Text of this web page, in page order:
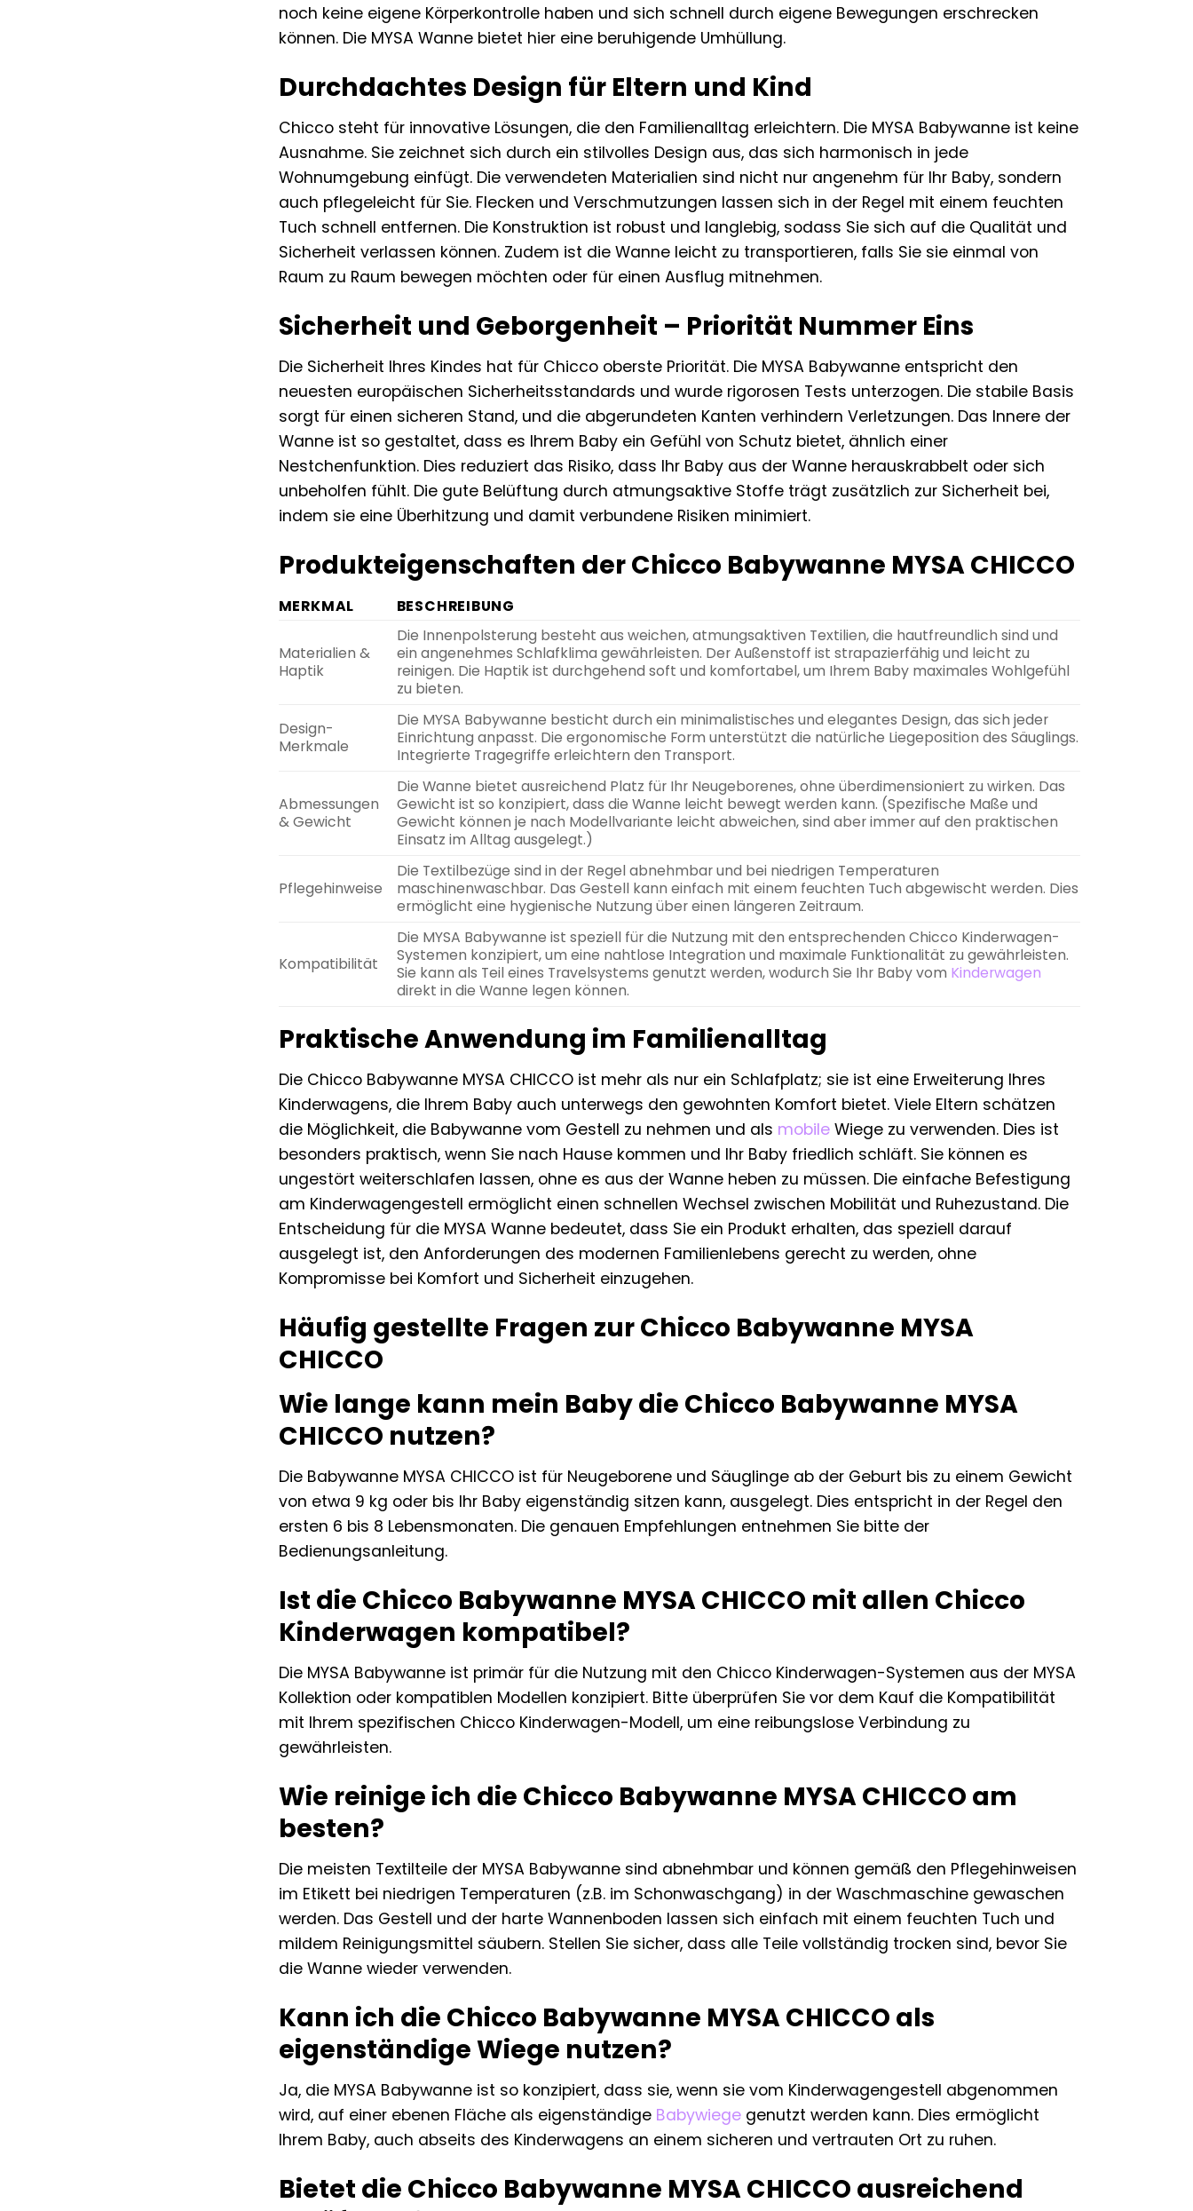
noch keine eigene Körperkontrolle haben und sich schnell durch eigene Bewegungen erschrecken
können. Die MYSA Wanne bietet hier eine beruhigende Umhüllung.
Durchdachtes Design für Eltern und Kind
Chicco steht für innovative Lösungen, die den Familienalltag erleichtern. Die MYSA Babywanne ist keine
Ausnahme. Sie zeichnet sich durch ein stilvolles Design aus, das sich harmonisch in jede
Wohnumgebung einfügt. Die verwendeten Materialien sind nicht nur angenehm für Ihr Baby, sondern
auch pflegeleicht für Sie. Flecken und Verschmutzungen lassen sich in der Regel mit einem feuchten
Tuch schnell entfernen. Die Konstruktion ist robust und langlebig, sodass Sie sich auf die Qualität und
Sicherheit verlassen können. Zudem ist die Wanne leicht zu transportieren, falls Sie sie einmal von
Raum zu Raum bewegen möchten oder für einen Ausflug mitnehmen.
Sicherheit und Geborgenheit – Priorität Nummer Eins
Die Sicherheit Ihres Kindes hat für Chicco oberste Priorität. Die MYSA Babywanne entspricht den
neuesten europäischen Sicherheitsstandards und wurde rigorosen Tests unterzogen. Die stabile Basis
sorgt für einen sicheren Stand, und die abgerundeten Kanten verhindern Verletzungen. Das Innere der
Wanne ist so gestaltet, dass es Ihrem Baby ein Gefühl von Schutz bietet, ähnlich einer
Nestchenfunktion. Dies reduziert das Risiko, dass Ihr Baby aus der Wanne herauskrabbelt oder sich
unbeholfen fühlt. Die gute Belüftung durch atmungsaktive Stoffe trägt zusätzlich zur Sicherheit bei,
indem sie eine Überhitzung und damit verbundene Risiken minimiert.
Produkteigenschaften der Chicco Babywanne MYSA CHICCO
MERKMAL BESCHREIBUNG
Materialien &
Haptik
Die Innenpolsterung besteht aus weichen, atmungsaktiven Textilien, die hautfreundlich sind und
ein angenehmes Schlafklima gewährleisten. Der Außenstoff ist strapazierfähig und leicht zu
reinigen. Die Haptik ist durchgehend soft und komfortabel, um Ihrem Baby maximales Wohlgefühl
zu bieten.
Design-
Merkmale
Die MYSA Babywanne besticht durch ein minimalistisches und elegantes Design, das sich jeder
Einrichtung anpasst. Die ergonomische Form unterstützt die natürliche Liegeposition des Säuglings.
Integrierte Tragegriffe erleichtern den Transport.
Abmessungen
& Gewicht
Die Wanne bietet ausreichend Platz für Ihr Neugeborenes, ohne überdimensioniert zu wirken. Das
Gewicht ist so konzipiert, dass die Wanne leicht bewegt werden kann. (Spezifische Maße und
Gewicht können je nach Modellvariante leicht abweichen, sind aber immer auf den praktischen
Einsatz im Alltag ausgelegt.)
Pflegehinweise
Die Textilbezüge sind in der Regel abnehmbar und bei niedrigen Temperaturen
maschinenwaschbar. Das Gestell kann einfach mit einem feuchten Tuch abgewischt werden. Dies
ermöglicht eine hygienische Nutzung über einen längeren Zeitraum.
Kompatibilität
Die MYSA Babywanne ist speziell für die Nutzung mit den entsprechenden Chicco Kinderwagen-
Systemen konzipiert, um eine nahtlose Integration und maximale Funktionalität zu gewährleisten.
Sie kann als Teil eines Travelsystems genutzt werden, wodurch Sie Ihr Baby vom Kinderwagen
direkt in die Wanne legen können.
Praktische Anwendung im Familienalltag
Die Chicco Babywanne MYSA CHICCO ist mehr als nur ein Schlafplatz; sie ist eine Erweiterung Ihres
Kinderwagens, die Ihrem Baby auch unterwegs den gewohnten Komfort bietet. Viele Eltern schätzen
die Möglichkeit, die Babywanne vom Gestell zu nehmen und als mobileWiege zu verwenden. Dies ist
besonders praktisch, wenn Sie nach Hause kommen und Ihr Baby friedlich schläft. Sie können es
ungestört weiterschlafen lassen, ohne es aus der Wanne heben zu müssen. Die einfache Befestigung
am Kinderwagengestell ermöglicht einen schnellen Wechsel zwischen Mobilität und Ruhezustand. Die
Entscheidung für die MYSA Wanne bedeutet, dass Sie ein Produkt erhalten, das speziell darauf
ausgelegt ist, den Anforderungen des modernen Familienlebens gerecht zu werden, ohne
Kompromisse bei Komfort und Sicherheit einzugehen.
Häufig gestellte Fragen zur Chicco Babywanne MYSA
CHICCO
Wie lange kann mein Baby die Chicco Babywanne MYSA
CHICCO nutzen?
Die Babywanne MYSA CHICCO ist für Neugeborene und Säuglinge ab der Geburt bis zu einem Gewicht
von etwa 9 kg oder bis Ihr Baby eigenständig sitzen kann, ausgelegt. Dies entspricht in der Regel den
ersten 6 bis 8 Lebensmonaten. Die genauen Empfehlungen entnehmen Sie bitte der
Bedienungsanleitung.
Ist die Chicco Babywanne MYSA CHICCO mit allen Chicco
Kinderwagen kompatibel?
Die MYSA Babywanne ist primär für die Nutzung mit den Chicco Kinderwagen-Systemen aus der MYSA
Kollektion oder kompatiblen Modellen konzipiert. Bitte überprüfen Sie vor dem Kauf die Kompatibilität
mit Ihrem spezifischen Chicco Kinderwagen-Modell, um eine reibungslose Verbindung zu
gewährleisten.
Wie reinige ich die Chicco Babywanne MYSA CHICCO am
besten?
Die meisten Textilteile der MYSA Babywanne sind abnehmbar und können gemäß den Pflegehinweisen
im Etikett bei niedrigen Temperaturen (z.B. im Schonwaschgang) in der Waschmaschine gewaschen
werden. Das Gestell und der harte Wannenboden lassen sich einfach mit einem feuchten Tuch und
mildem Reinigungsmittel säubern. Stellen Sie sicher, dass alle Teile vollständig trocken sind, bevor Sie
die Wanne wieder verwenden.
Kann ich die Chicco Babywanne MYSA CHICCO als
eigenständige Wiege nutzen?
Ja, die MYSA Babywanne ist so konzipiert, dass sie, wenn sie vom Kinderwagengestell abgenommen
wird, auf einer ebenen Fläche als eigenständige Babywiegegenutzt werden kann. Dies ermöglicht
Ihrem Baby, auch abseits des Kinderwagens an einem sicheren und vertrauten Ort zu ruhen.
Bietet die Chicco Babywanne MYSA CHICCO ausreichend